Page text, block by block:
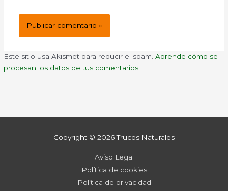
Este sitio usa Akismet para reducir el spam.Aprende cómo se
procesan los datos de tus comentarios.
Copyright © 2026Trucos Naturales
Aviso Legal
Política de cookies
Política de privacidad